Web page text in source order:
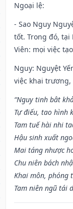
Ngoại lệ:
- Sao Nguy
tốt. Trong đó, tại
Viên: mọi việc
Nguy: Nguyệt
việc khai trương,
“Nguy tinh bât
Tự điếu, tao hình
Tam tuế hài nhi
Hậu sinh xuất
Mai táng nhược
Chu niên bách
Khai môn, phóng
Tam niên ngũ tái